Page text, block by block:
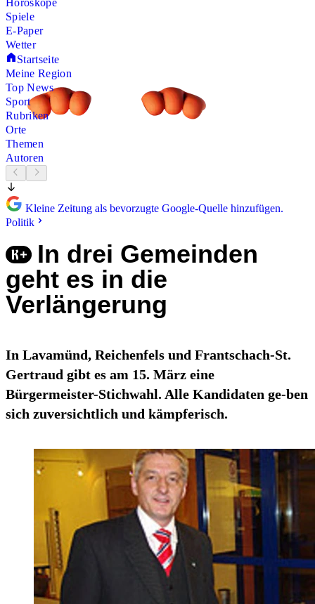
Horoskope
Spiele
E-Paper
Wetter
Startseite
Meine Region
Top News
Sport
Rubriken
Orte
Themen
Autoren
Kleine Zeitung als bevorzugte Google-Quelle hinzufügen.
Politik
In drei Gemeinden
geht es in die
Verlängerung
In Lavamünd, Reichenfels und Frantschach-St.
Gertraud gibt es am 15. März eine
Bürgermeister-Stichwahl. Alle Kandidaten ge-ben
sich zuversichtlich und kämpferisch.